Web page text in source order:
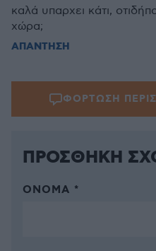
καλά υπαρχει κάτι,
χώρα;
ΑΠΑΝΤΗΣΗ
ΦΟΡΤΩΣΗ
ΠΡΟΣΘΗΚΗ
ΌΝΟΜΑ *